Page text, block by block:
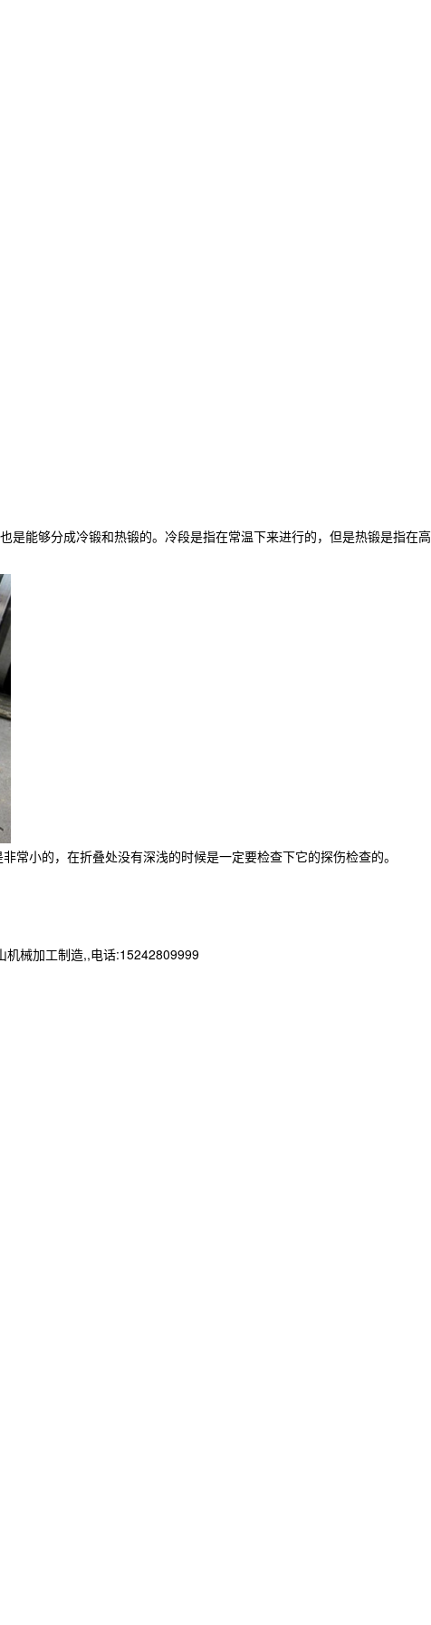
是能够分成冷锻和热锻的。冷段是指在常温下来进行的，但是热锻是指在高
小的，在折叠处没有深浅的时候是一定要检查下它的探伤检查的。
机械加工制造,,电话:15242809999